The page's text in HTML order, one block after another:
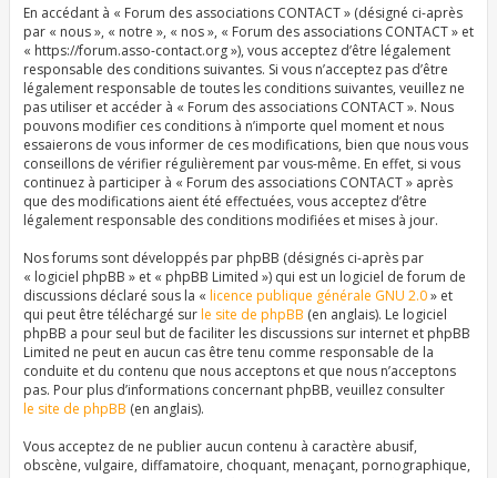
En accédant à « Forum des associations CONTACT » (désigné ci-après
par « nous », « notre », « nos », « Forum des associations CONTACT » et
« https://forum.asso-contact.org »), vous acceptez d’être légalement
responsable des conditions suivantes. Si vous n’acceptez pas d’être
légalement responsable de toutes les conditions suivantes, veuillez ne
pas utiliser et accéder à « Forum des associations CONTACT ». Nous
pouvons modifier ces conditions à n’importe quel moment et nous
essaierons de vous informer de ces modifications, bien que nous vous
conseillons de vérifier régulièrement par vous-même. En effet, si vous
continuez à participer à « Forum des associations CONTACT » après
que des modifications aient été effectuées, vous acceptez d’être
légalement responsable des conditions modifiées et mises à jour.
Nos forums sont développés par phpBB (désignés ci-après par
« logiciel phpBB » et « phpBB Limited ») qui est un logiciel de forum de
discussions déclaré sous la « licence publique générale GNU 2.0» et
qui peut être téléchargé surle site de phpBB (en anglais). Le logiciel
phpBB a pour seul but de faciliter les discussions sur internet et phpBB
Limited ne peut en aucun cas être tenu comme responsable de la
conduite et du contenu que nous acceptons et que nous n’acceptons
pas. Pour plus d’informations concernant phpBB, veuillez consulter
le site de phpBB (en anglais).
Vous acceptez de ne publier aucun contenu à caractère abusif,
obscène, vulgaire, diffamatoire, choquant, menaçant, pornographique,